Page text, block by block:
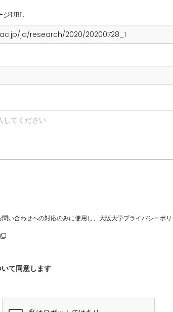
ジURL
い合わせへの対応のみに使用し、大阪大学プライバシーポ
て同意します